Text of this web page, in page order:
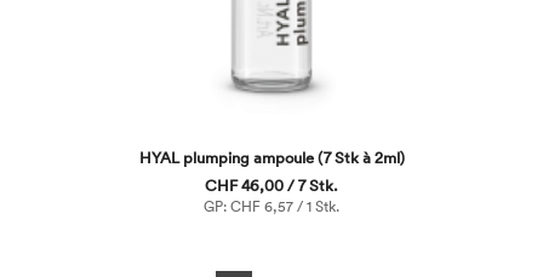
HYAL plumping ampoule (7 Stk à 2ml)
CHF 46,00 / 7 Stk.
GP: CHF 6,57 / 1 Stk.